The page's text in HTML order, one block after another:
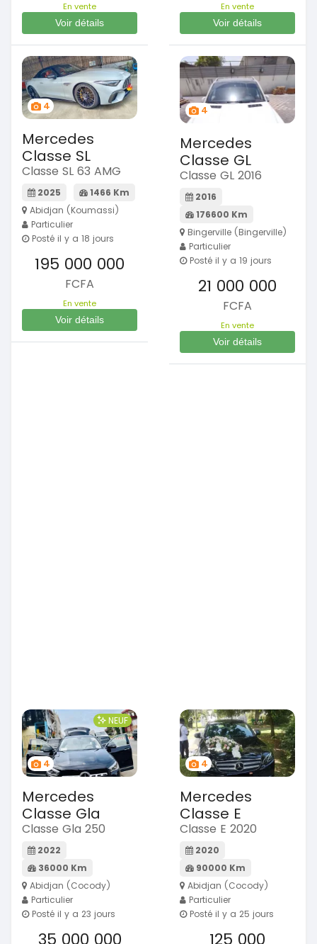
En vente
Voir détails
En vente
Voir détails
4
Mercedes
Classe SL
Classe SL 63 AMG
2025
1466 Km
Abidjan (Koumassi)
Particulier
Posté il y a 18 jours
195 000 000
FCFA
En vente
Voir détails
4
Mercedes
Classe GL
Classe GL 2016
2016
176600 Km
Bingerville (Bingerville)
Particulier
Posté il y a 19 jours
21 000 000
FCFA
En vente
Voir détails
4
NEUF
Mercedes
Classe Gla
Classe Gla 250
2022
36000 Km
Abidjan (Cocody)
Particulier
Posté il y a 23 jours
35 000 000
4
Mercedes
Classe E
Classe E 2020
2020
90000 Km
Abidjan (Cocody)
Particulier
Posté il y a 25 jours
125 000